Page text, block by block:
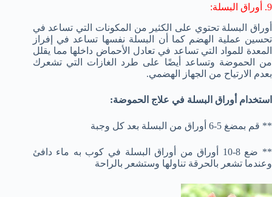
9. أوراق البسلة:
أوراق البسلة تحتوي على الكثير من المكونات التي تساعد في
تحسين عملية الهضم كما أن البسلة نفسها تساعد في إفراز
المعدة للمواد التي تساعد في تعادل الأحماض داخلها مما يقلل
من الحموضة وتساعد أيضًا على طرد الغازات التي تشعرك
بعدم الارتياح من الجهاز الهضمي.
استخدام أوراق البسلة في علاج الحموضة:
** قم بمضغ 5-6 أوراق من البسلة بعد كل وجبة
** ضع 8-10 أوراق من أوراق البسلة في كوب به ماء دافئ
وعندما تشعر بالحرقة تناولها وستشعر بالراحة